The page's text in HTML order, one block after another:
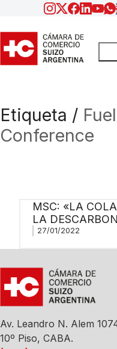
Etiqueta /
Conference
MSC: «LA
LA
27/01/2022
Av. Leandro N. Alem
10º Piso, CABA.